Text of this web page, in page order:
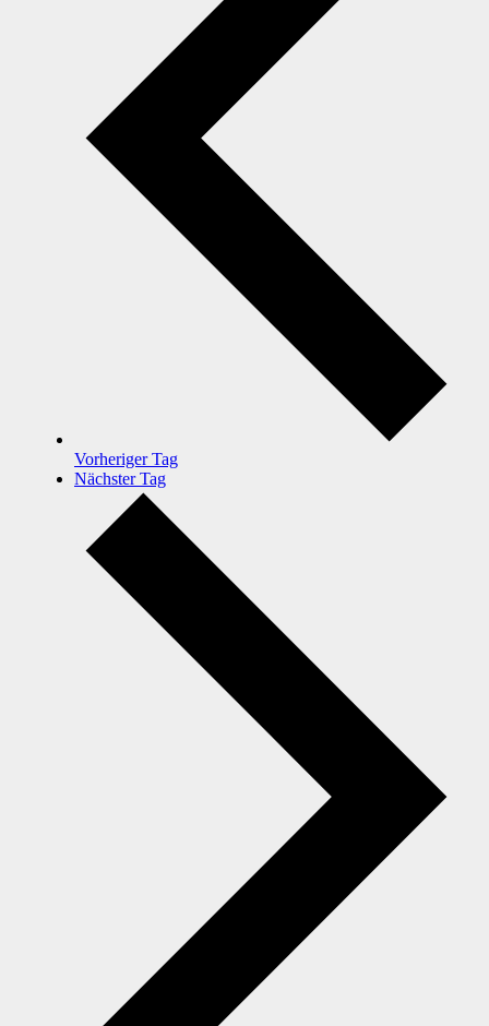
Vorheriger Tag
Nächster Tag